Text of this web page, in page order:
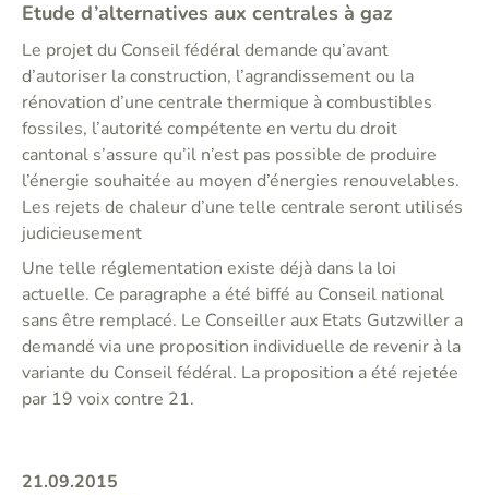
Etude d’alternatives aux centrales à gaz
Le projet du Conseil fédéral demande qu’avant
d’autoriser la construction, l’agrandissement ou la
rénovation d’une centrale thermique à combustibles
fossiles, l’autorité compétente en vertu du droit
cantonal s’assure qu’il n’est pas possible de produire
l’énergie souhaitée au moyen d’énergies renouvelables.
Les rejets de chaleur d’une telle centrale seront utilisés
judicieusement
Une telle réglementation existe déjà dans la loi
actuelle. Ce paragraphe a été biffé au Conseil national
sans être remplacé. Le Conseiller aux Etats Gutzwiller a
demandé via une proposition individuelle de revenir à la
variante du Conseil fédéral. La proposition a été rejetée
par 19 voix contre 21.
21.09.2015